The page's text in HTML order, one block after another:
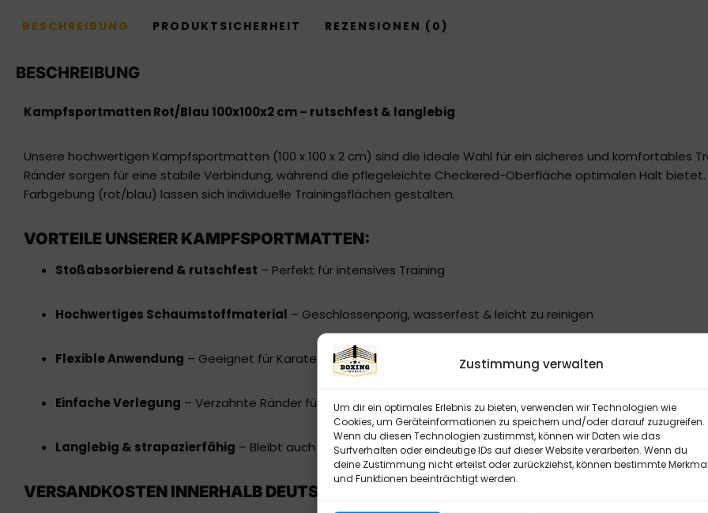
Zustimmung verwalten
Um dir ein optimales Erlebnis zu bieten, verwenden wir Technologien wie
Cookies, um Geräteinformationen zu speichern und/oder darauf zuzugreifen.
Wenn du diesen Technologien zustimmst, können wir Daten wie das
Surfverhalten oder eindeutige IDs auf dieser Website verarbeiten. Wenn du
deine Zustimmung nicht erteilst oder zurückziehst, können bestimmte
und Funktionen beeinträchtigt werden.
BESCHREIBUNG PRODUKTSICHERHEIT REZENSIONEN (0)
BESCHREIBUNG
Kampfsportmatten Rot/Blau 100x100x2 cm – rutschfest & langlebig
Unsere hochwertigen Kampfsportmatten (100 x 100 x 2 cm) sind die ideale Wahl für ein sicheres und komfortables
Ränder sorgen für eine stabile Verbindung, während die pflegeleichte Checkered-Oberfläche optimalen Halt
Farbgebung (rot/blau) lassen sich individuelle Trainingsflächen gestalten.
VORTEILE UNSERER KAMPFSPORTMATTEN:
Stoßabsorbierend & rutschfest – Perfekt für intensives Training
Hochwertiges Schaumstoffmaterial – Geschlossenporig, wasserfest & leicht zu reinigen
Flexible Anwendung – Geeignet für Karate, Taekwondo, Kickboxen, Thaiboxen, Boxen, Fitness & Aerobic
Einfache Verlegung – Verzahnte Ränder für eine passgenaue Verbindung
Langlebig & strapazierfähig – Bleibt auch bei hoher Beanspruchung formstabil
VERSANDKOSTEN INNERHALB DEUTSCHLANDS: